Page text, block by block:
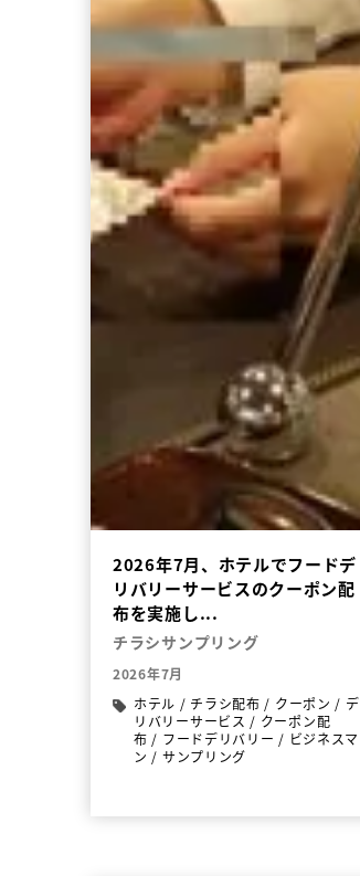
2026年7月、ホテルでフードデ
リバリーサービスのクーポン配
布を実施し...
チラシサンプリング
2026年7月
ホテル / チラシ配布 / クーポン / デ
リバリーサービス / クーポン配
布 / フードデリバリー / ビジネスマ
ン / サンプリング